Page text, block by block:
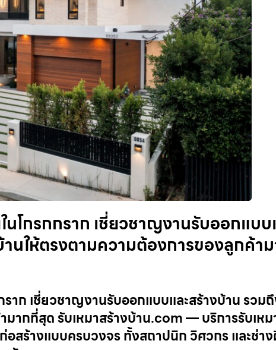
โกรกกราก เชี่ยวชาญงานรับออกแบบ
นให้ตรงตามความต้องการของลูกค้า
าก เชี่ยวชาญงานรับออกแบบและสร้างบ้าน รวม
ากที่สุด รับเหมาสร้างบ้าน.com — บริการรับเหม
สร้างแบบครบวงจร ทั้งสถาปนิก วิศวกร และช่า